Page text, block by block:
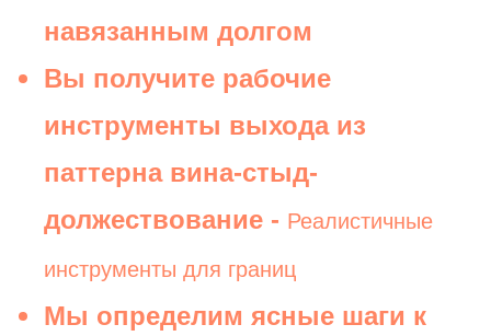
навязанным долгом
Вы получите рабочие
инструменты выхода из
паттерна вина-стыд-
должествование - Реалистичные
инструменты для границ
Мы определим ясные шаги к